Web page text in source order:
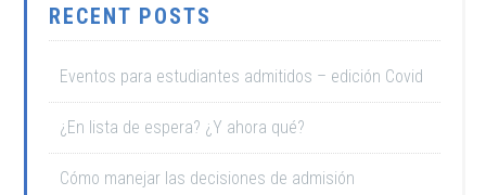
RECENT POSTS
Eventos para estudiantes admitidos – edición Covid
¿En lista de espera? ¿Y ahora qué?
Cómo manejar las decisiones de admisión